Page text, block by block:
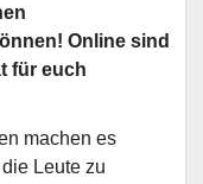
Online sind
für euch
machen es
Leute zu